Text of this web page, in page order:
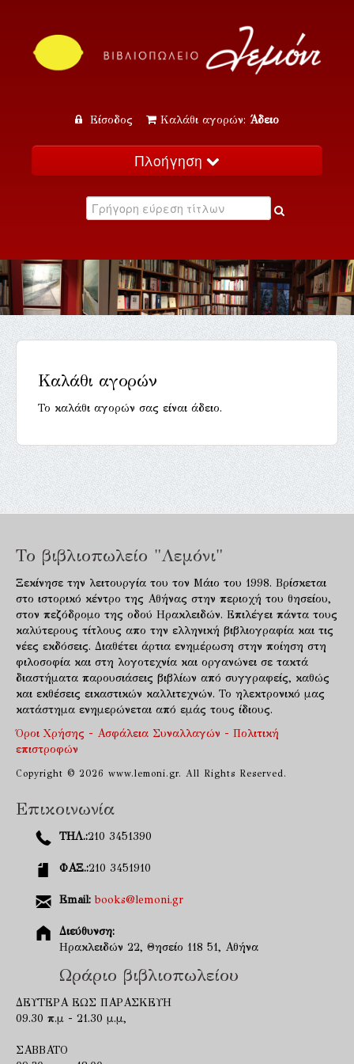
Είσοδος Καλάθι αγορών: Άδειο
Πλοήγηση
Κατάλογος
Εκδηλώσεις
Επικοινωνία
Καλάθι αγορών
Το καλάθι αγορών σας είναι άδειο.
Το βιβλιοπωλείο "Λεμόνι"
Ξεκίνησε την λειτουργία του τον Μάιο του 1998. Βρίσκεται
στο ιστορικό κέντρο της Αθήνας στην περιοχή του θησείου,
στον πεζόδρομο της οδού Ηρακλειδών. Επιλέγει πάντα τους
καλύτερους τίτλους απο την ελληνική βιβλιογραφία και τις
νέες εκδόσεις. Διαθέτει άρτια ενημέρωση στην ποίηση στη
φιλοσοφία και στη λογοτεχνία και οργανώνει σε τακτά
διαστήματα παρουσιάσεις βιβλίων από συγγραφείς, καθώς
και εκθέσεις εικαστικών καλλιτεχνών. Το ηλεκτρονικό μας
κατάστημα ενημερώνεται από εμάς τους ίδιους.
Όροι Χρήσης - Ασφάλεια Συναλλαγών - Πολιτική
επιστροφών
Copyright © 2026 www.lemoni.gr. All Rights Reserved.
Επικοινωνία
ΤΗΛ.:210 3451390
ΦΑΞ.:210 3451910
Email: books@lemoni.gr
Διεύθυνση:
Ηρακλειδών 22, Θησείο 118 51, Αθήνα
Ωράριο βιβλιοπωλείου
ΔΕΥΤΕΡΑ ΕΩΣ ΠΑΡΑΣΚΕΥΗ
09.30 π.μ - 21.30 μ.μ,
ΣΑΒΒΑΤΟ